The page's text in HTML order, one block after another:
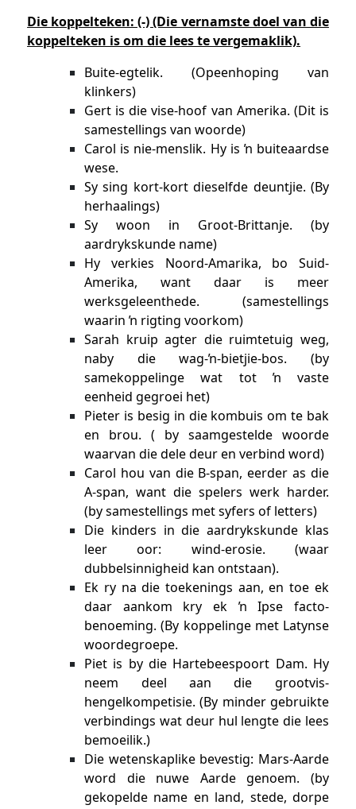
Die koppelteken: (-) (Die vernamste doel van die
koppelteken is om die lees te vergemaklik).
Buite-egtelik. (Opeenhoping van
klinkers)
Gert is die vise-hoof van Amerika. (Dit is
samestellings van woorde)
Carol is nie-menslik. Hy is ŉ buiteaardse
wese.
Sy sing kort-kort dieselfde deuntjie. (By
herhaalings)
Sy woon in Groot-Brittanje. (by
aardrykskunde name)
Hy verkies Noord-Amarika, bo Suid-
Amerika, want daar is meer
werksgeleenthede. (samestellings
waarin ŉ rigting voorkom)
Sarah kruip agter die ruimtetuig weg,
naby die wag-ŉ-bietjie-bos. (by
samekoppelinge wat tot ŉ vaste
eenheid gegroei het)
Pieter is besig in die kombuis om te bak
en brou. ( by saamgestelde woorde
waarvan die dele deur en verbind word)
Carol hou van die B-span, eerder as die
A-span, want die spelers werk harder.
(by samestellings met syfers of letters)
Die kinders in die aardrykskunde klas
leer oor: wind-erosie. (waar
dubbelsinnigheid kan ontstaan).
Ek ry na die toekenings aan, en toe ek
daar aankom kry ek ŉ Ipse facto-
benoeming. (By koppelinge met Latynse
woordegroepe.
Piet is by die Hartebeespoort Dam. Hy
neem deel aan die grootvis-
hengelkompetisie. (By minder gebruikte
verbindings wat deur hul lengte die lees
bemoeilik.)
Die wetenskaplike bevestig: Mars-Aarde
word die nuwe Aarde genoem. (by
gekopelde name en land, stede, dorpe